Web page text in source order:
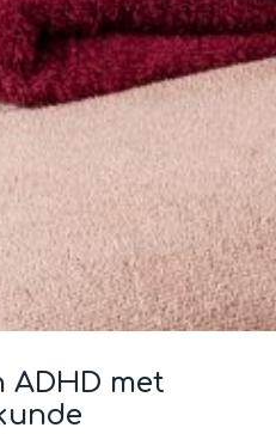
ADHD met